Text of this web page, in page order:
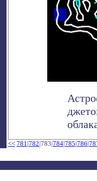
<< 781|782|783|784|785|786|